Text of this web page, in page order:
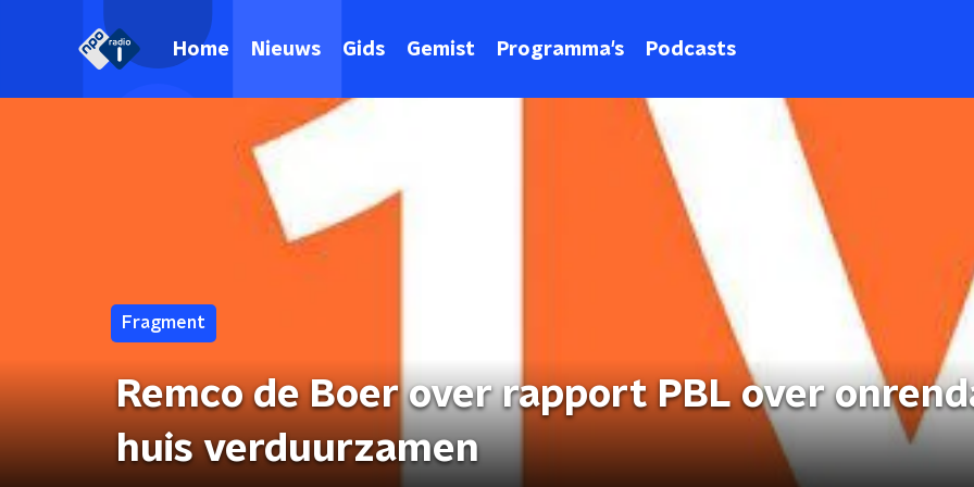
Home Nieuws Gids Gemist Programma's Podcasts
Fragment
Remco de Boer over rapport PBL over
huis verduurzamen